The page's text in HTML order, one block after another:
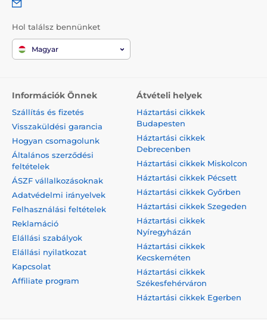
Hol találsz bennünket
Magyar
Információk Önnek
Szállítás és fizetés
Visszaküldési garancia
Hogyan csomagolunk
Általános szerződési
feltételek
ÁSZF vállalkozásoknak
Adatvédelmi irányelvek
Felhasználási feltételek
Reklamáció
Elállási szabályok
Elállási nyilatkozat
Kapcsolat
Affiliate program
Átvételi helyek
Háztartási cikkek
Budapesten
Háztartási cikkek
Debrecenben
Háztartási cikkek Miskolcon
Háztartási cikkek Pécsett
Háztartási cikkek Győrben
Háztartási cikkek Szegeden
Háztartási cikkek
Nyíregyházán
Háztartási cikkek
Kecskeméten
Háztartási cikkek
Székesfehérváron
Háztartási cikkek Egerben